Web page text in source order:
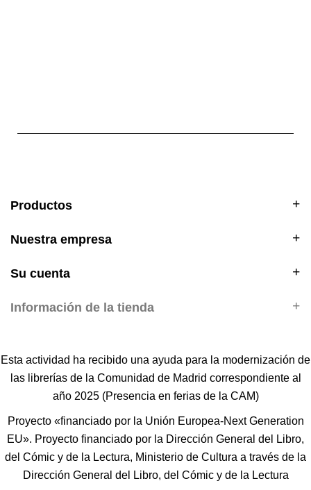
Productos
Nuestra empresa
Su cuenta
Información de la tienda
Esta actividad ha recibido una ayuda para la modernización de
las librerías de la Comunidad de Madrid correspondiente al
año 2025 (Presencia en ferias de la CAM)
Proyecto «financiado por la Unión Europea-Next Generation
EU». Proyecto financiado por la Dirección General del Libro,
del Cómic y de la Lectura, Ministerio de Cultura a través de la
Dirección General del Libro, del Cómic y de la Lectura